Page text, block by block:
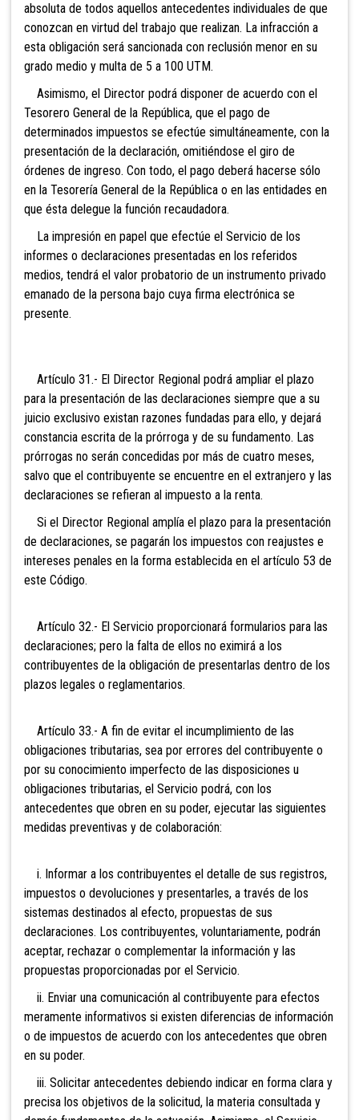
absoluta de todos aquellos antecedentes individuales de que
conozcan en virtud del trabajo que realizan. La infracción a
esta obligación será sancionada con reclusión menor en su
grado medio y multa de 5 a 100 UTM.
Asimismo, el Director podrá disponer de acuerdo con el
Tesorero General de la República, que el pago de
determinados impuestos se efectúe simultáneamente, con la
presentación de la declaración, omitiéndose el giro de
órdenes de ingreso. Con todo, el pago deberá hacerse sólo
en la Tesorería General de la República o en las entidades en
que ésta delegue la función recaudadora.
La impresión en papel que efectúe el Servicio de los
informes o declaraciones presentadas en los referidos
medios, tendrá el valor probatorio de un instrumento privado
emanado de la persona bajo cuya firma electrónica se
presente.
Artículo 31.- El Director Regional podrá ampliar el plazo
para la presentación de las declaraciones siempre que a su
juicio exclusivo existan razones fundadas para ello, y dejará
constancia escrita de la prórroga y de su fundamento. Las
prórrogas no serán concedidas por más de cuatro meses,
salvo que el contribuyente se encuentre en el extranjero y las
declaraciones se refieran al impuesto a la renta.
Si el Director Regional amplía el plazo para la presentación
de declaraciones, se pagarán los impuestos con reajustes e
intereses penales en la forma establecida en el artículo 53 de
este Código.
Artículo 32.- El Servicio proporcionará formularios para las
declaraciones; pero la falta de ellos no eximirá a los
contribuyentes de la obligación de presentarlas dentro de los
plazos legales o reglamentarios.
Artículo 33.- A fin de evitar el incumplimiento de las
obligaciones tributarias, sea por errores del contribuyente o
por su conocimiento imperfecto de las disposiciones u
obligaciones tributarias, el Servicio podrá, con los
antecedentes que obren en su poder, ejecutar las siguientes
medidas preventivas y de colaboración:
i. Informar a los contribuyentes el detalle de sus registros,
impuestos o devoluciones y presentarles, a través de los
sistemas destinados al efecto, propuestas de sus
declaraciones. Los contribuyentes, voluntariamente, podrán
aceptar, rechazar o complementar la información y las
propuestas proporcionadas por el Servicio.
ii. Enviar una comunicación al contribuyente para efectos
meramente informativos si existen diferencias de información
o de impuestos de acuerdo con los antecedentes que obren
en su poder.
iii. Solicitar antecedentes debiendo indicar en forma clara y
precisa los objetivos de la solicitud, la materia consultada y